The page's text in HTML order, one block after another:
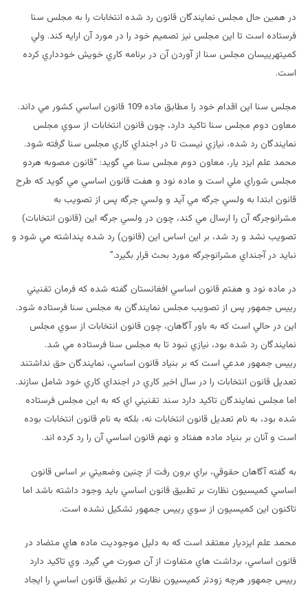
در همين حال مجلس نمايندگان قانون رد شده انتخابات را به مجلس سنا
فرستاده است تا اين مجلس نيز تصميم خود را در مورد آن ارايه كند. ولي
كميتهرييسان مجلس سنا از آوردن آن در برنامه كاري خويش خودداري كرده
است.
مجلس سنا اين اقدام خود را مطابق ماده 109 قانون اساسي كشور مي داند.
معاون دوم مجلس سنا تاكيد دارد، چون قانون انتخابات از سوي مجلس
نمايندگان رد شده، نيازي نيست تا در اجنداي كاري مجلس سنا گرفته شود.
محمد علم ايزد يار، معاون دوم مجلس سنا مي گويد: “قانون مصوبه هردو
مجلس شوراي ملي است و ماده نود و هفت قانون اساسي مي گويد كه طرح
قانون ابتدا به ولسي جرگه مي آيد و ولسي جرگه پس از تصويب به
مشرانوجرگه آن را ارسال مي كند، چون در ولسي جرگه اين (قانون انتخابات)
تصويب نشد و رد شد، بر اين اساس اين (قانون) رد شده پنداشته مي شود و
نبايد در آجنداي مشرانوجرگه مورد بحث قرار بگيرد.”
در ماده نود و هفتم قانون اساسي افغانستان گفته شده كه فرمان تقنيني
رييس جمهور پس از تصويب مجلس نمايندگان به مجلس سنا فرستاده شود.
اين در حالي است كه به باور آگاهان، چون قانون انتخابات از سوي مجلس
نمايندگان رد شده بود، نيازي نبود تا به مجلس سنا فرستاده مي شد.
رييس جمهور مدعي است كه بر بنياد قانون اساسي، نمايندگان حق نداشتند
تعديل قانون انتخابات را در سال اخير كاري در اجنداي كاري خود شامل سازند.
اما مجلس نمايندگان تاكيد دارد سند تقنيني اي كه به اين مجلس فرستاده
شده بود، به نام تعديل قانون انتخابات نه، بلكه به نام قانون انتخابات بوده
است و آنان بر بنياد ماده هفتاد و نهم قانون اساسي آن را رد كرده اند.
به گفته آگاهان حقوقي، براي برون رفت از چنين وضعيتي بر اساس قانون
اساسي كميسيون نظارت بر تطبيق قانون اساسي بايد وجود داشته باشد اما
تاكنون اين كميسيون از سوي رييس جمهور تشكيل نشده است.
محمد علم ايزديار معتقد است كه به دليل موجوديت ماده هاي متضاد در
قانون اساسي، برداشت هاي متفاوت از آن صورت مي گيرد. وي تاكيد دارد
رييس جمهور هرچه زودتر كميسيون نظارت بر تطبيق قانون اساسي را ايجاد